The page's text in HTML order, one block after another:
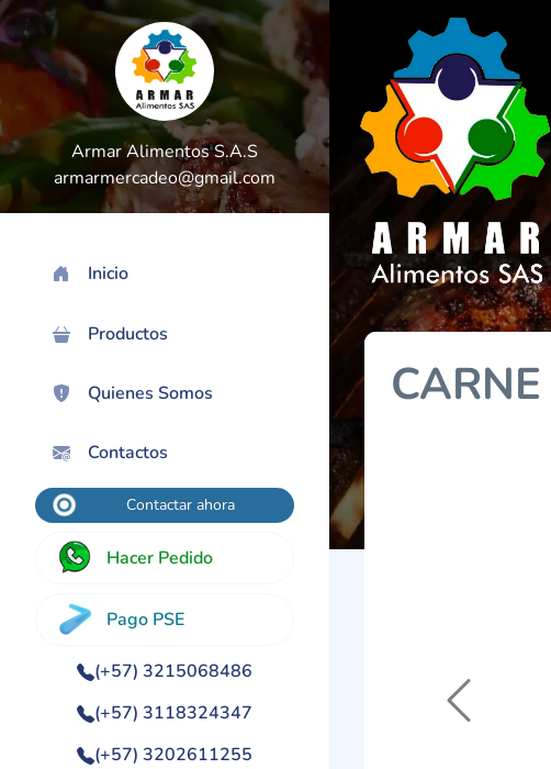
Armar Alimentos S.A.S
armarmercadeo@gmail.com
Inicio
Productos
Quienes Somos
Contactos
Contactar ahora
Hacer Pedido
Pago PSE
(+57) 3215068486
(+57) 3118324347
(+57) 3202611255
>
Previous